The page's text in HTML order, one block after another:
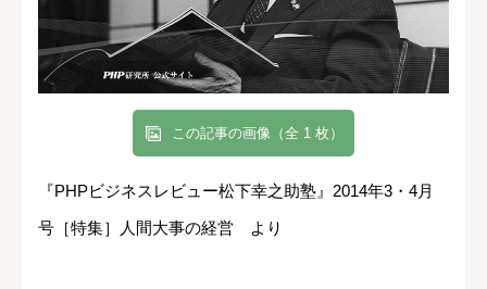
この記事の画像（全 1 枚）
『PHPビジネスレビュー松下幸之助塾』2014年3・4月
号［特集］人間大事の経営 より